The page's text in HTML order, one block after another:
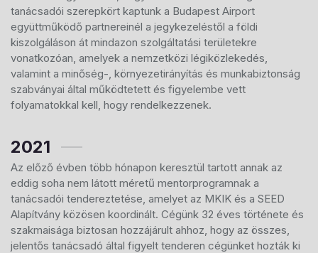
tanácsadói szerepkört kaptunk a Budapest Airport
együttműködő partnereinél a jegykezeléstől a földi
kiszolgáláson át mindazon szolgáltatási területekre
vonatkozóan, amelyek a nemzetközi légiközlekedés,
valamint a minőség-, környezetirányítás és munkabiztonság
szabványai által működtetett és figyelembe vett
folyamatokkal kell, hogy rendelkezzenek.
2021
Az előző évben több hónapon keresztül tartott annak az
eddig soha nem látott méretű mentorprogramnak a
tanácsadói tendereztetése, amelyet az MKIK és a SEED
Alapítvány közösen koordinált. Cégünk 32 éves története és
szakmaisága biztosan hozzájárult ahhoz, hogy az összes,
jelentős tanácsadó által figyelt tenderen cégünket hozták ki